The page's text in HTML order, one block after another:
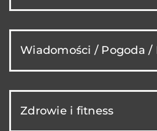
Wiadomości / Pogoda /
Zdrowie i fitness